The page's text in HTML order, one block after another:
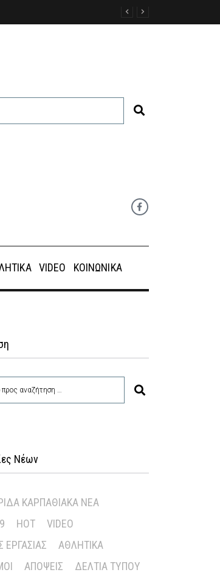
VIDEO ΚΟΙΝΩΝΙΚΆ
Νέων
ΚΑΡΠΑΘΙΑΚΆ ΝΈΑ
HOT
VIDEO
ΕΡΓΑΣΊΑΣ
ΑΘΛΗΤΙΚΆ
ΑΠΌΨΕΙΣ
ΔΕΛΤΊΑ ΤΎΠΟΥ